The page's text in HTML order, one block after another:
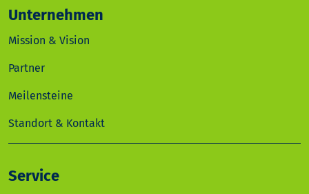
Unternehmen
Mission & Vision
Partner
Meilensteine
Standort & Kontakt
Service